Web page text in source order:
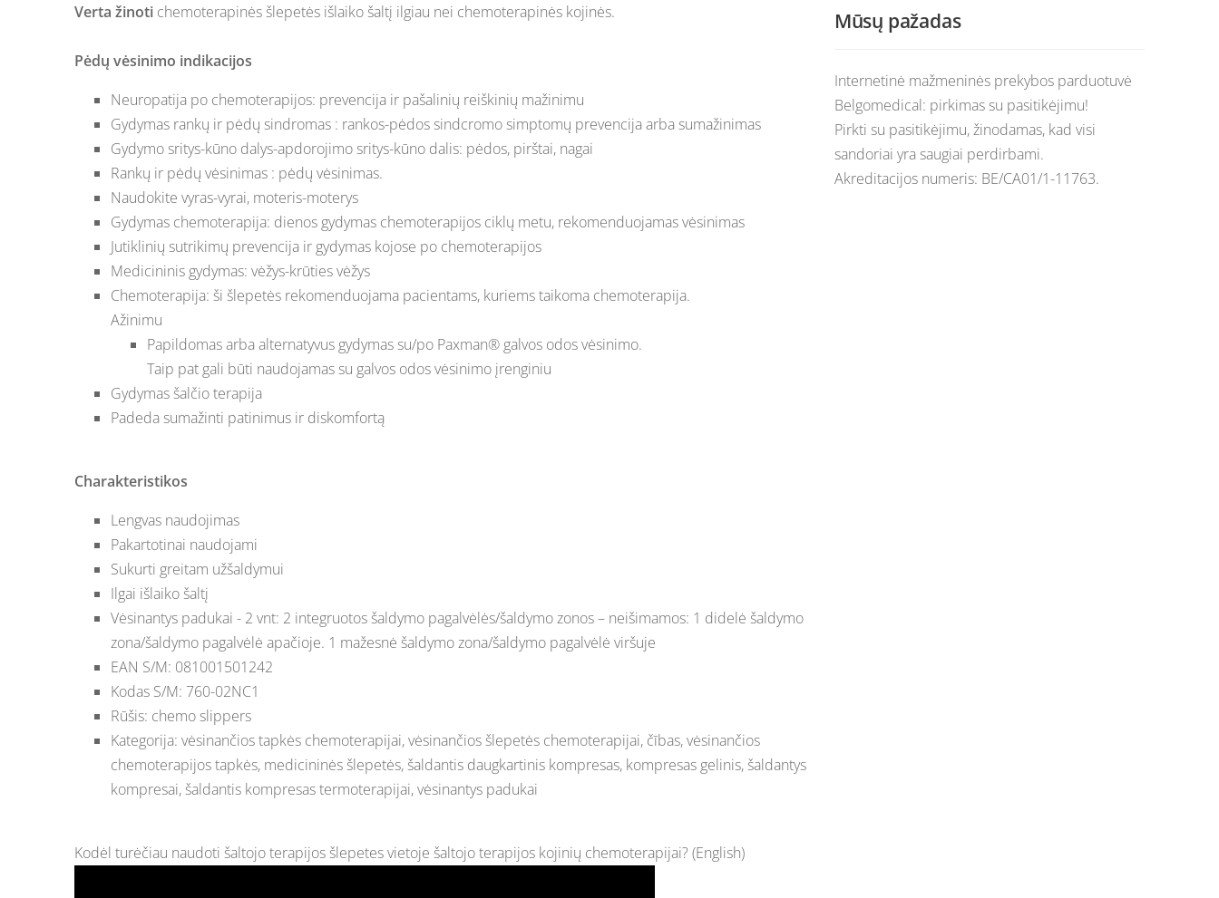
Mūsų pažadas
Internetinė mažmeninės prekybos parduotuvė
Belgomedical: pirkimas su pasitikėjimu!
Pirkti su pasitikėjimu, žinodamas, kad visi
sandoriai yra saugiai perdirbami.
Akreditacijos numeris: BE/CA01/1-11763.
Verta žinoti chemoterapinės šlepetės išlaiko šaltį ilgiau nei chemoterapinės kojinės.
Pėdų vėsinimo indikacijos
Neuropatija po chemoterapijos: prevencija ir pašalinių reiškinių mažinimu
Gydymas rankų ir pėdų sindromas : rankos-pėdos sindcromo simptomų prevencija arba sumažinimas
Gydymo sritys-kūno dalys-apdorojimo sritys-kūno dalis: pėdos, pirštai, nagai
Rankų ir pėdų vėsinimas : pėdų vėsinimas.
Naudokite vyras-vyrai, moteris-moterys
Gydymas chemoterapija: dienos gydymas chemoterapijos ciklų metu, rekomenduojamas vėsinimas
Jutiklinių sutrikimų prevencija ir gydymas kojose po chemoterapijos
Medicininis gydymas: vėžys-krūties vėžys
Chemoterapija: ši šlepetės rekomenduojama pacientams, kuriems taikoma chemoterapija.
Ažinimu
Papildomas arba alternatyvus gydymas su/po Paxman® galvos odos vėsinimo.
Taip pat gali būti naudojamas su galvos odos vėsinimo įrenginiu
Gydymas šalčio terapija
Padeda sumažinti patinimus ir diskomfortą
Charakteristikos
Lengvas naudojimas
Pakartotinai naudojami
Sukurti greitam užšaldymui
Ilgai išlaiko šaltį
Vėsinantys padukai - 2 vnt: 2 integruotos šaldymo pagalvėlės/šaldymo zonos – neišimamos: 1 didelė šaldymo
zona/šaldymo pagalvėlė apačioje. 1 mažesnė šaldymo zona/šaldymo pagalvėlė viršuje
EAN S/M: 081001501242
Kodas S/M: 760-02NC1
Rūšis: chemo slippers
Kategorija: vėsinančios tapkės chemoterapijai, vėsinančios šlepetės chemoterapijai, čības, vėsinančios
chemoterapijos tapkės, medicininės šlepetės, šaldantis daugkartinis kompresas, kompresas gelinis, šaldantys
kompresai, šaldantis kompresas termoterapijai, vėsinantys padukai
Kodėl turėčiau naudoti šaltojo terapijos šlepetes vietoje šaltojo terapijos kojinių chemoterapijai? (English)